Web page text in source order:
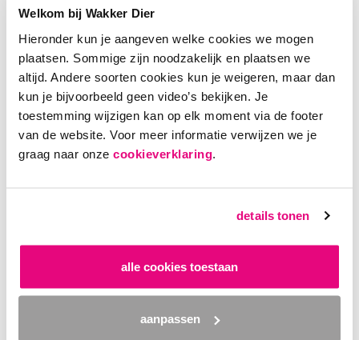
Welkom bij Wakker Dier
Hieronder kun je aangeven welke cookies we mogen
plaatsen. Sommige zijn noodzakelijk en plaatsen we
altijd. Andere soorten cookies kun je weigeren, maar dan
kun je bijvoorbeeld geen video’s bekijken. Je
toestemming wijzigen kan op elk moment via de footer
van de website. Voor meer informatie verwijzen we je
graag naar onze cookieverklaring
details tonen
alle cookies toestaan
aanpassen
Ik blijf graag via e-mail op de hoogte van acties en
Als je je telefoonnummer invult, dan mogen we je bellen over hoe
we samen de dieren kunnen helpen.
donatiebedrag
€ 5 € 10 € 15
ander bedrag: €